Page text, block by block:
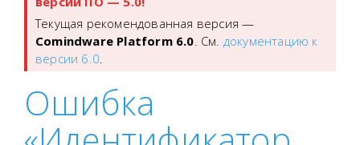
Текущая рекомендованная версия —
Comindware Platform 6.0. См. документацию к
версии 6.0.
Ошибка